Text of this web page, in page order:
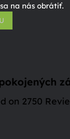
na nás obrátiť.
on 2750